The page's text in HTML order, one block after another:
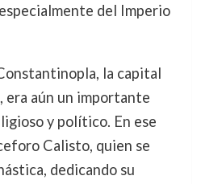
del Imperio
la capital
aún un importante
y político. En ese
Calisto, quien se
dedicando su